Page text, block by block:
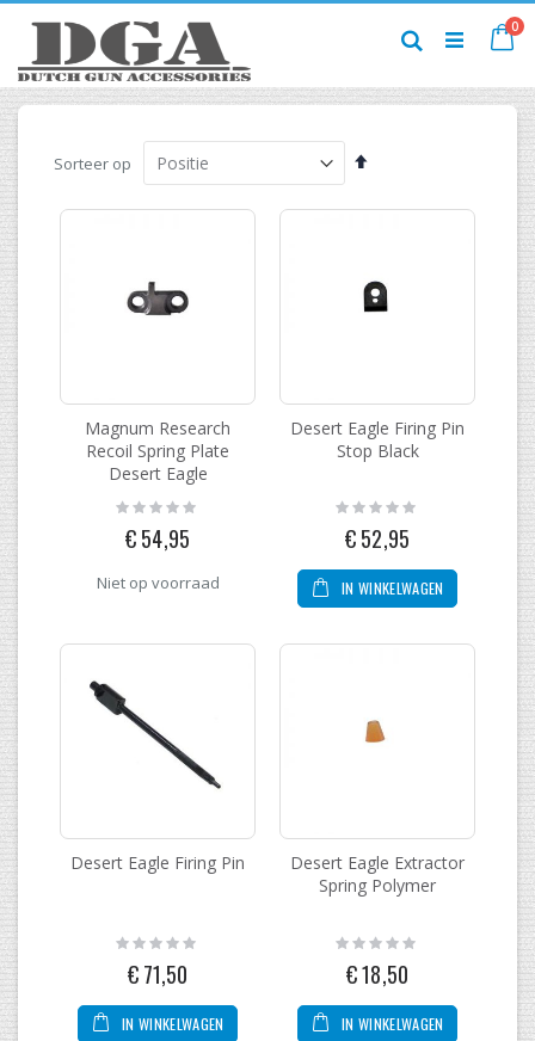
naar
de
inhoud
0
Zoek
Sorteer op
Van
Magnum Research
Recoil Spring Plate
Desert Eagle
Rating:
0%
€ 54,95
Niet op voorraad
Desert Eagle Firing Pin
Stop Black
Rating:
0%
€ 52,95
IN WINKELWAGEN
Desert Eagle Firing Pin
Rating:
0%
€ 71,50
IN WINKELWAGEN
Desert Eagle Extractor
Spring Polymer
Rating:
0%
€ 18,50
IN WINKELWAGEN